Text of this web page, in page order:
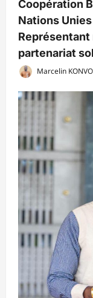
Coopération
Nations
partenariat
Marcelin